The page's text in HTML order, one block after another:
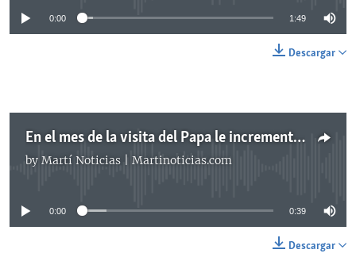
0:00 1:49
Descargar
En el mes de la visita del Papa le incrementaron la cantidad de alimentos
by Martí Noticias | Martinoticias.com
No media source currently available
0:00 0:39
Descargar